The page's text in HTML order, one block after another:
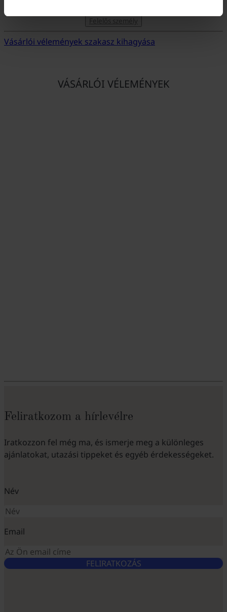
Felelős személy
Vásárlói vélemények szakasz kihagyása
VÁSÁRLÓI VÉLEMÉNYEK
Feliratkozom a hírlevélre
Iratkozzon fel még ma, és ismerje meg a különleges
ajánlatokat, utazási tippeket és egyéb érdekességeket.
Név
Email
FELIRATKOZÁS